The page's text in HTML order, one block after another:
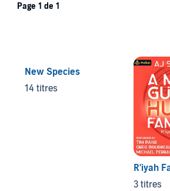
Page 1 de 1
New Species
14 titres
R'iyah
3 titres